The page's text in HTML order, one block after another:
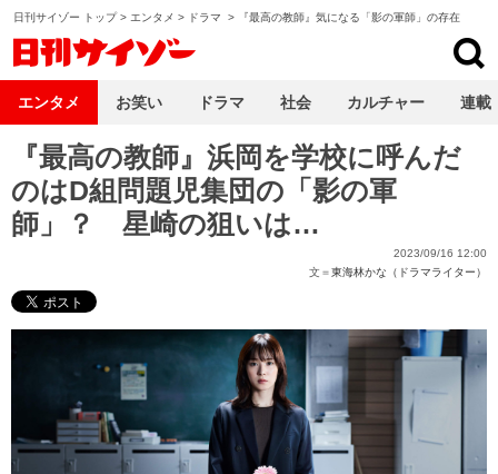
日刊サイゾー トップ> エンタメ > ドラマ > 『最高の教師』気になる「影の軍師」の存在
『最高の教師』浜岡を学校に呼んだ
のはD組問題児集団の「影の軍
師」？ 星崎の狙いは…
2023/09/16 12:00
文＝東海林かな（ドラマライター）
エンタメ お笑い ドラマ 社会 カルチャー 連載